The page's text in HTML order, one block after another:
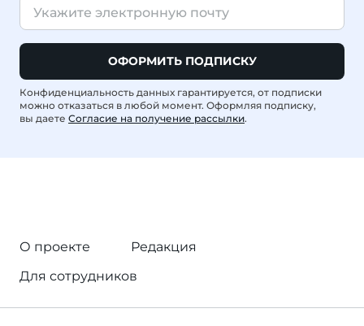
ОФОРМИТЬ ПОДПИСКУ
Конфиденциальность данных гарантируется, от подписки
можно отказаться в любой момент. Оформляя подписку,
вы даете Согласие на получение рассылки.
О проекте
Редакция
Для сотрудников